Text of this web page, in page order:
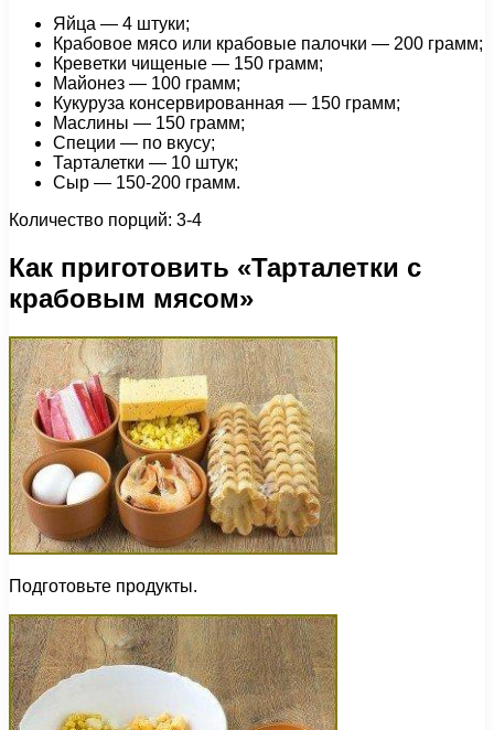
Яйца — 4 штуки;
Крабовое мясо или крабовые палочки — 200 грамм;
Креветки чищеные — 150 грамм;
Майонез — 100 грамм;
Кукуруза консервированная — 150 грамм;
Маслины — 150 грамм;
Специи — по вкусу;
Тарталетки — 10 штук;
Сыр — 150-200 грамм.
Количество порций: 3-4
Как приготовить «Тарталетки с
крабовым мясом»
Подготовьте продукты.